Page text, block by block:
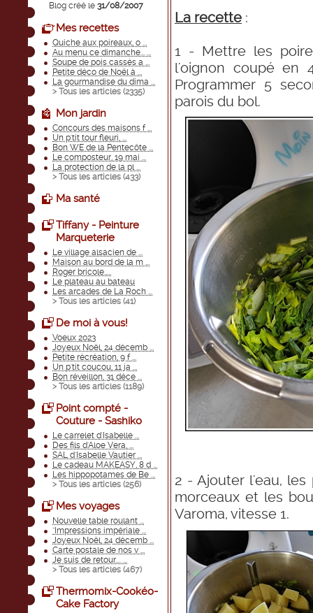
Blog créé le 31/08/2007
Mes recettes
Quiche aux poireaux, o ...
Au menu ce dimanche... ...
Soupe de pois cassés a ...
Petite déco de Noël à ...
La gourmandise du dima ...
> Tous les articles (2335)
Mon jardin
Concours des maisons f ...
Un p'tit tour fleuri, ...
Bon WE de la Pentecôte ...
Le composteur, 19 mai ...
La protection de la pl ...
> Tous les articles (433)
Ma santé
Tiffany - Peinture
Marqueterie
Le village alsacien de ...
Maison au bord de la m ...
Roger bricole.....
Le plateau au bateau
Les arcades de La Roch ...
> Tous les articles (41)
De moi à vous!
Voeux 2023
Joyeux Noël, 24 décemb ...
Petite récréation, 9 f ...
Un p'tit coucou, 11 ja ...
Bon réveillon, 31 déce ...
> Tous les articles (1189)
Point compté -
Couture - Sashiko
Le carrelet d'Isabelle ...
Des fils d'Aloe Vera, ...
SAL d'Isabelle Vautier ...
Le cadeau MAKEASY, 8 d ...
Les hippopotames de Be ...
> Tous les articles (256)
Mes voyages
Nouvelle table roulant ...
"Impressions impériale ...
Joyeux Noël, 24 décemb ...
Carte postale de nos v ...
Je suis de retour.... ...
> Tous les articles (467)
Thermomix-Cookéo-
Cake Factory
La recette :
1 - Mettre les
l'oignon coupé en
Programmer 5
parois du bol.
2 - Ajouter l'eau,
morceaux et les
Varoma, vitesse 1.